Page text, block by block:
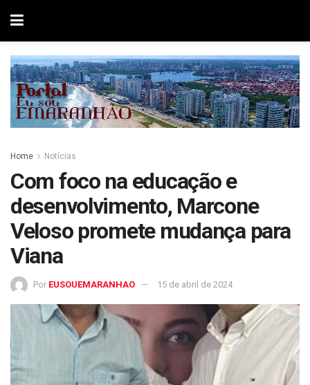
Home Notícias
Com foco na educação e
desenvolvimento, Marcone
Veloso promete mudança para
Viana
Por EUSOUEMARANHAO 15 de abril de 2024